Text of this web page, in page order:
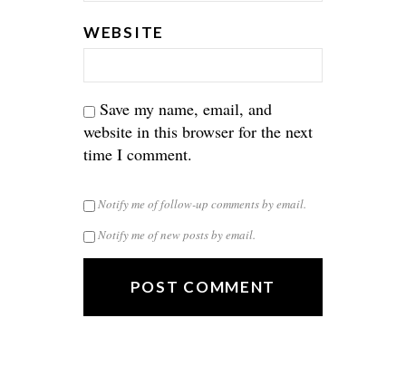
WEBSITE
Save my name, email, and
website in this browser for the next
time I comment.
Notify me of follow-up comments by email.
Notify me of new posts by email.